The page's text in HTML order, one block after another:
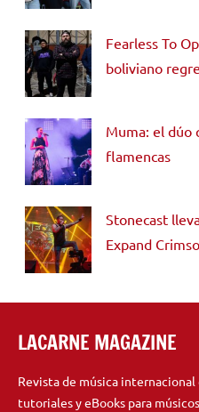
Fearless To
boliviano
Muma: el dúo
flamencas
Stonecast
Expand
LACARNE MAGAZINE
Revista de música
tutoriales y eBooks para músicos